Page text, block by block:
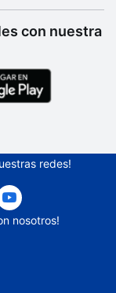
24 horas
pago)
con nuestra
redes!
nosotros!